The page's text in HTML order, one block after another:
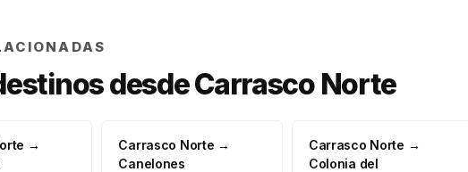
desdeCarrasco Norte
→
Carrasco Norte →
Canelones
Carrasco Norte →
Colonia del